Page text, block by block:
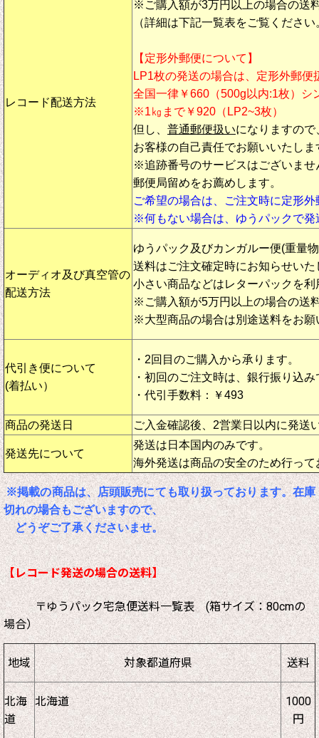
レコード配送方法
※ご購入額が3万円以上の場合の送
（詳細は下記一覧表をご覧ください
【定形外郵便について】
LP1枚の発送の場合は、定形外郵便
全国一律￥660（500g以内:1枚）シ
※1㎏まで￥920（LP2~3枚）
但し、 普通郵便扱いになりますの
お客様の自己責任でお願いいたしま
※追跡番号のサービスはございませ
郵便局留めをお薦めします。
ご希望の場合は、ご注文時に定形
※何もない場合は、ゆうパックで発
オーディオ及び真空管の
配送方法
ゆうパック及びカンガルー便(重量
送料はご注文確定時にお知らせいた
小さい商品などはレターパックを利
※ご購入額が5万円以上の場合の送
※大型商品の場合は別途送料をお願
代引き便について
(着払い）
・2回目のご購入から承ります。
・初回のご注文時は、銀行振り込
・代引手数料：￥493
商品の発送日 ご入金確認後、2営業日以内に発送
発送先について
発送は日本国内のみです。
海外発送は商品の安全のため行って
※掲載の商品は、店頭販売にても取り扱っております。在庫
切れの場合もございますので、
どうぞご了承くださいませ。
【レコード発送の場合の送料】
〒ゆうパック宅急便送料一覧表 (箱サイズ：80cmの
場合）
地域 対象都道府県 送料
北海
道
北海道
1000
円